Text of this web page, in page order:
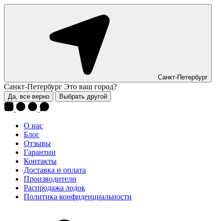
Санкт-Петербург
Санкт-Петербург Это ваш город?
Да, все верно Выбрать другой
О нас
Блог
Отзывы
Гарантии
Контакты
Доставка и оплата
Производители
Распродажа лодок
Политика конфиденциальности